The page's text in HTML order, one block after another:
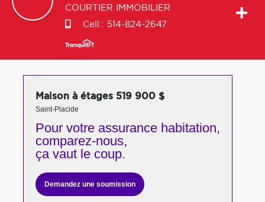
COURTIER IMMOBILIER
Cell.: 514-824-2647
Maison à étages 519 900 $
Saint-Placide
Pour votreassurance habitation,
comparez-nous,
ça vaut le coup.
Demandez une soumission